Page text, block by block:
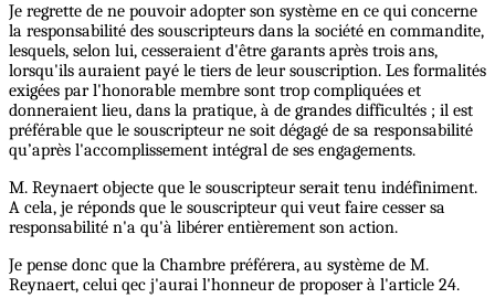
Je regrette de ne pouvoir adopter son système en ce qui concerne
la responsabilité des souscripteurs dans la société en commandite,
lesquels, selon lui, cesseraient d'être garants après trois ans,
lorsqu'ils auraient payé le tiers de leur souscription. Les formalités
exigées par l'honorable membre sont trop compliquées et
donneraient lieu, dans la pratique, à de grandes difficultés ; il est
préférable que le souscripteur ne soit dégagé de sa responsabilité
qu’après l'accomplissement intégral de ses engagements.
M. Reynaert objecte que le souscripteur serait tenu indéfiniment.
A cela, je réponds que le souscripteur qui veut faire cesser sa
responsabilité n'a qu'à libérer entièrement son action.
Je pense donc que la Chambre préférera, au système de M.
Reynaert, celui qec j'aurai l'honneur de proposer à l'article 24.